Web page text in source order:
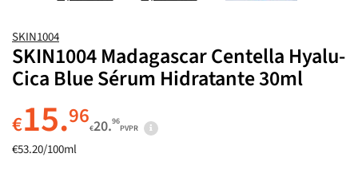
SKIN1004
SKIN1004 Madagascar Centella Hyalu-
Cica Blue Sérum Hidratante 30ml
€15.96€20.96
PVPR
€53.20/100ml